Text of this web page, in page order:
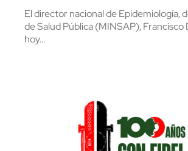
El director nacional de Epidemiología,
de Salud Pública (MINSAP),
hoy…